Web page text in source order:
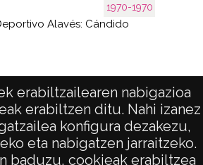
erabiltzailearen nabigazioa
erabiltzen ditu. Nahi izanez
konfigura dezakezu,
eta nabigatzen jarraitzeko.
baduzu, cookieak erabiltzea
1970-1970
Alavés: Cándido
de 1
páginas
1–6
de 6
results